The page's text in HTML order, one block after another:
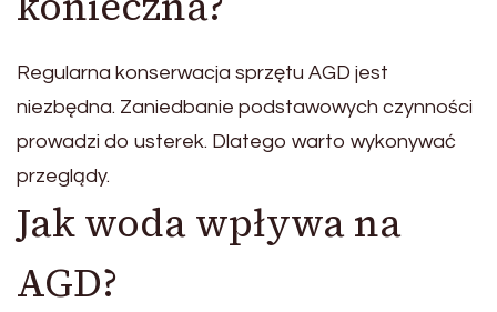
Regularna konserwacja sprzętu AGD jest
niezbędna. Zaniedbanie podstawowych czynności
prowadzi do usterek. Dlatego warto wykonywać
przeglądy.
Jak woda wpływa na
AGD?